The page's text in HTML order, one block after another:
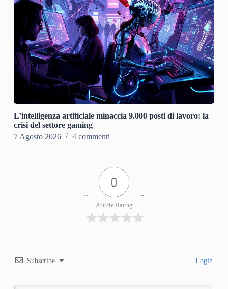
L’intelligenza artificiale minaccia 9.000 posti di lavoro: la
crisi del settore gaming
7 Agosto 2026
4 commenti
0
Article Rating
Subscribe Login